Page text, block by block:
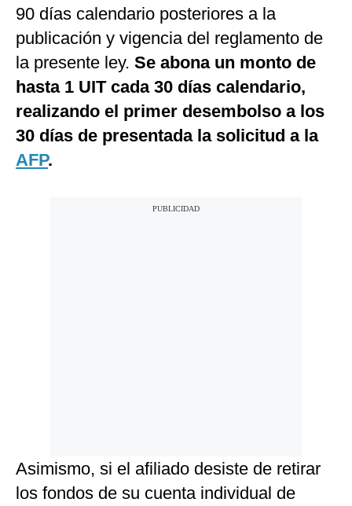
90 días calendario posteriores a la
publicación y vigencia del reglamento de
la presente ley. Se abona un monto de
hasta 1 UIT cada 30 días calendario,
realizando el primer desembolso a los
30 días de presentada la solicitud a la
AFP.
Asimismo, si el afiliado desiste de retirar
los fondos de su cuenta individual de